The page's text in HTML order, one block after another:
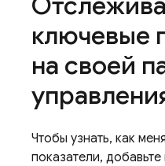
ключевые
на своей
Чтобы узнать, как
показатели,